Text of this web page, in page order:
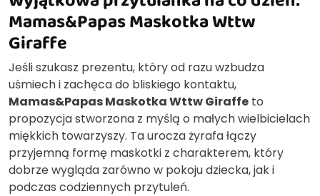
Mamas&Papas Maskotka Wttw
Giraffe
Jeśli szukasz prezentu, który od razu wzbudza
uśmiech i zachęca do bliskiego kontaktu,
Mamas&Papas Maskotka Wttw Giraffe to
propozycja stworzona z myślą o małych wielbicielach
miękkich towarzyszy. Ta urocza żyrafa łączy
przyjemną formę maskotki z charakterem, który
dobrze wygląda zarówno w pokoju dziecka, jak i
podczas codziennych przytuleń.